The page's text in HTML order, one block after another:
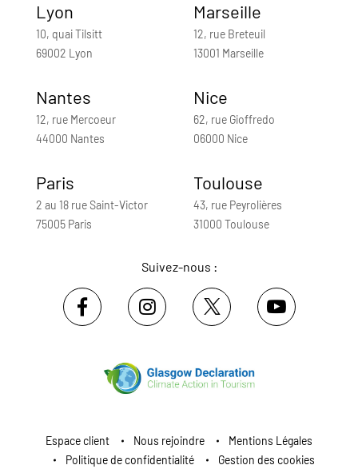
Lyon
10, quai Tilsitt
69002 Lyon
Marseille
12, rue Breteuil
13001 Marseille
Nantes
12, rue Mercoeur
44000 Nantes
Nice
62, rue Gioffredo
06000 Nice
Paris
2 au 18 rue Saint-Victor
75005 Paris
Toulouse
43, rue Peyrolières
31000 Toulouse
Suivez-nous :
Espace client Nous rejoindre
Mentions Légales
Politique de confidentialité
Gestion des cookies